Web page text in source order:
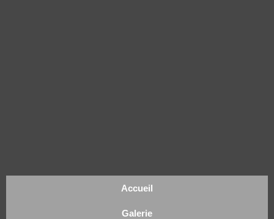
Accueil
Galerie